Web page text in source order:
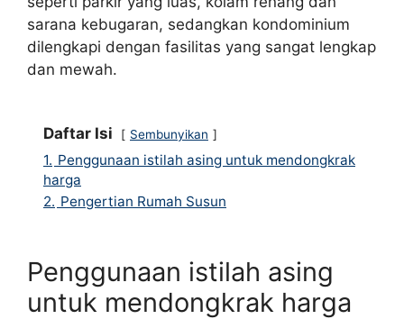
sarana kebugaran, sedangkan kondominium
dilengkapi dengan fasilitas yang sangat lengkap
dan mewah.
Daftar Isi Sembunyikan
1. Penggunaan istilah asing untuk mendongkrak
harga
2. Pengertian Rumah Susun
Penggunaan istilah asing
untuk mendongkrak harga